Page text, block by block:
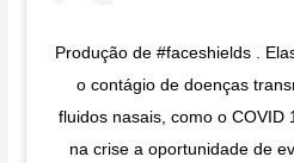
Produção de #faceshields .
o contágio de doenças
fluidos nasais, como o COVID
na crise a oportunidade de